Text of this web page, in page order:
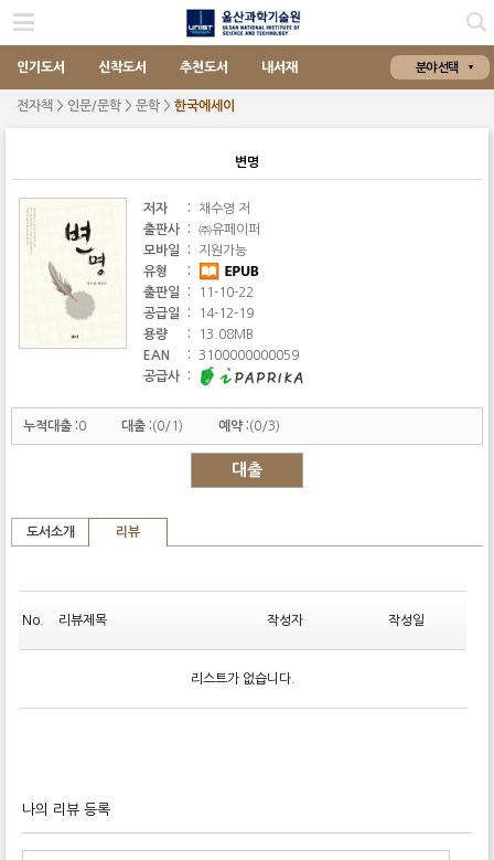
인기도서 신착도서 추천도서 내서재 분야 선택
전자책 > 인문/문학 > 문학 > 한국에세이
변명
저자 :
채수영 저
출판사
:
㈜유페이퍼
모바일
:
지원가능
유형
:
출판일
:
11-10-22
공급일
:
14-12-19
용량
:
13.08MB
EAN
:
3100000000059
공급사
:
누적대출 :0 대출 :(0/1) 예약 :(0/3)
대출
도서소개 리뷰
No. 리뷰제목 작성자 작성일
리스트가 없습니다.
나의 리뷰 등록